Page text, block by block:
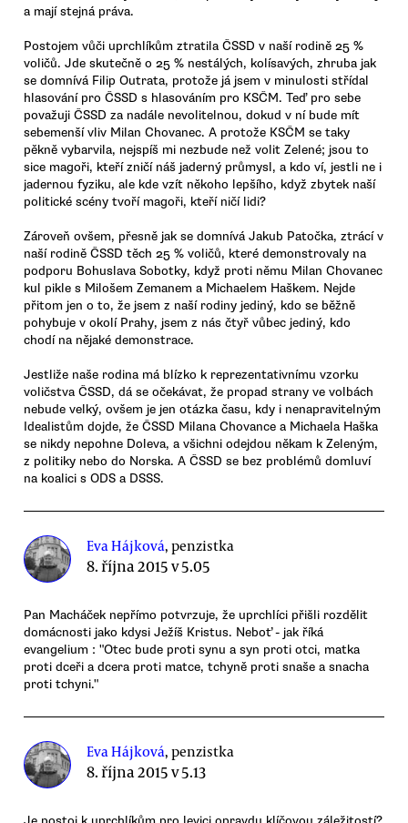
a mají stejná práva.
Postojem vůči uprchlíkům ztratila ČSSD v naší rodině 25 %
voličů. Jde skutečně o 25 % nestálých, kolísavých, zhruba jak
se domnívá Filip Outrata, protože já jsem v minulosti střídal
hlasování pro ČSSD s hlasováním pro KSČM. Teď pro sebe
považuji ČSSD za nadále nevolitelnou, dokud v ní bude mít
sebemenší vliv Milan Chovanec. A protože KSČM se taky
pěkně vybarvila, nejspíš mi nezbude než volit Zelené; jsou to
sice magoři, kteří zničí náš jaderný průmysl, a kdo ví, jestli ne i
jadernou fyziku, ale kde vzít někoho lepšího, když zbytek naší
politické scény tvoří magoři, kteří ničí lidi?
Zároveň ovšem, přesně jak se domnívá Jakub Patočka, ztrácí v
naší rodině ČSSD těch 25 % voličů, které demonstrovaly na
podporu Bohuslava Sobotky, když proti němu Milan Chovanec
kul pikle s Milošem Zemanem a Michaelem Haškem. Nejde
přitom jen o to, že jsem z naší rodiny jediný, kdo se běžně
pohybuje v okolí Prahy, jsem z nás čtyř vůbec jediný, kdo
chodí na nějaké demonstrace.
Jestliže naše rodina má blízko k reprezentativnímu vzorku
voličstva ČSSD, dá se očekávat, že propad strany ve volbách
nebude velký, ovšem je jen otázka času, kdy i nenapravitelným
Idealistům dojde, že ČSSD Milana Chovance a Michaela Haška
se nikdy nepohne Doleva, a všichni odejdou někam k Zeleným,
z politiky nebo do Norska. A ČSSD se bez problémů domluví
na koalici s ODS a DSSS.
Eva Hájková, penzistka
8. října 2015 v 5.05
Pan Macháček nepřímo potvrzuje, že uprchlíci přišli rozdělit
domácnosti jako kdysi Ježíš Kristus. Neboť - jak říká
evangelium : "Otec bude proti synu a syn proti otci, matka
proti dceři a dcera proti matce, tchyně proti snaše a snacha
proti tchyni."
Eva Hájková, penzistka
8. října 2015 v 5.13